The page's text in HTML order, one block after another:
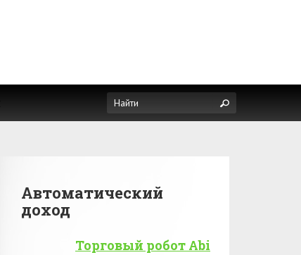
Автоматический
доход
Торговый робот Abi